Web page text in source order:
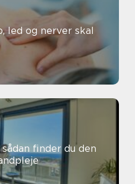
led og nerver skal